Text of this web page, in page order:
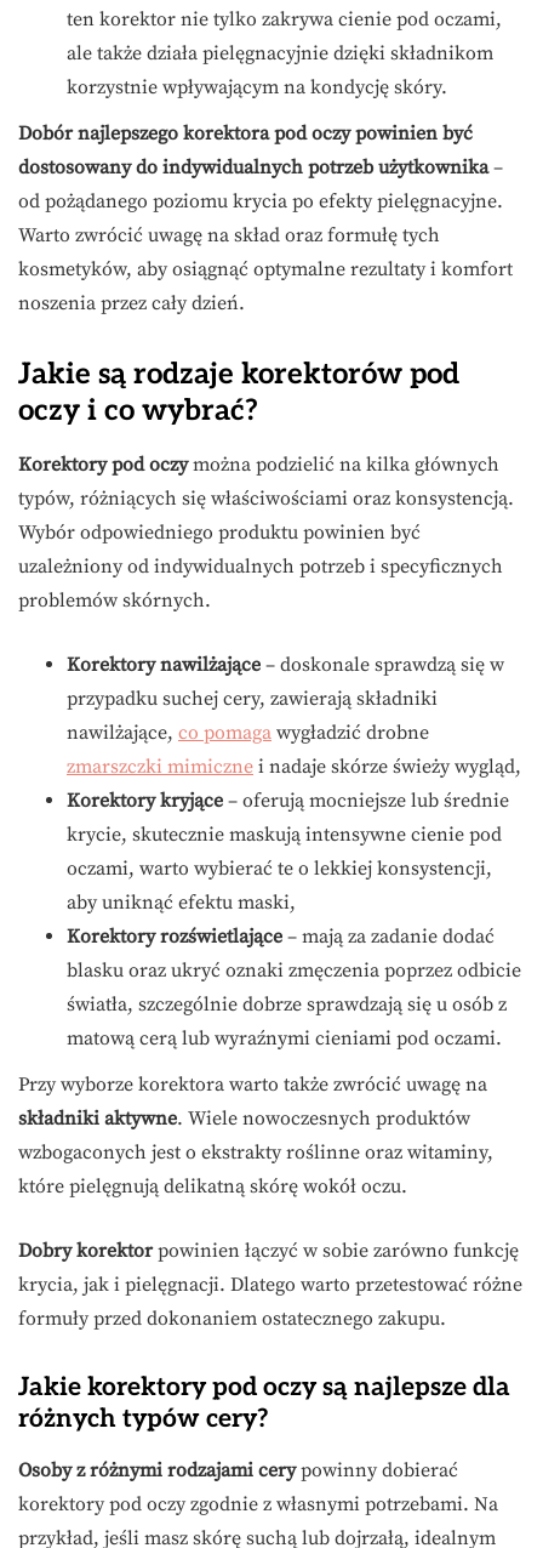
ten korektor nie tylko zakrywa cienie pod oczami,
ale także działa pielęgnacyjnie dzięki składnikom
korzystnie wpływającym na kondycję skóry.
Dobór najlepszego korektora pod oczy powinien być
dostosowany do indywidualnych potrzeb użytkownika–
od pożądanego poziomu krycia po efekty pielęgnacyjne.
Warto zwrócić uwagę na skład oraz formułę tych
kosmetyków, aby osiągnąć optymalne rezultaty i komfort
noszenia przez cały dzień.
Jakie są rodzaje korektorów pod
oczy i co wybrać?
Korektory pod oczymożna podzielić na kilka głównych
typów, różniących się właściwościami oraz konsystencją.
Wybór odpowiedniego produktu powinien być
uzależniony od indywidualnych potrzeb i specyficznych
problemów skórnych.
Korektory nawilżające – doskonale sprawdzą się w
przypadku suchej cery, zawierają składniki
nawilżające, co pomaga wygładzić drobne
zmarszczki mimiczne i nadaje skórze świeży wygląd,
Korektory kryjące – oferują mocniejsze lub średnie
krycie, skutecznie maskują intensywne cienie pod
oczami, warto wybierać te o lekkiej konsystencji,
aby uniknąć efektu maski,
Korektory rozświetlające – mają za zadanie dodać
blasku oraz ukryć oznaki zmęczenia poprzez odbicie
światła, szczególnie dobrze sprawdzają się u osób z
matową cerą lub wyraźnymi cieniami pod oczami.
Przy wyborze korektora warto także zwrócić uwagę na
składniki aktywne. Wiele nowoczesnych produktów
wzbogaconych jest o ekstrakty roślinne oraz witaminy,
które pielęgnują delikatną skórę wokół oczu.
Dobry korektorpowinien łączyć w sobie zarówno funkcję
krycia, jak i pielęgnacji. Dlatego warto przetestować różne
formuły przed dokonaniem ostatecznego zakupu.
Jakie korektory pod oczy są najlepsze dla
różnych typów cery?
Osoby z różnymi rodzajami cerypowinny dobierać
korektory pod oczy zgodnie z własnymi potrzebami. Na
przykład, jeśli masz skórę suchą lub dojrzałą, idealnym